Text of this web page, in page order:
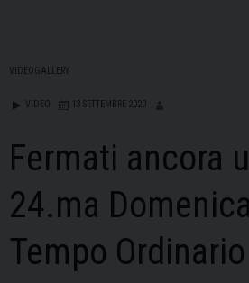
VIDEOGALLERY
VIDEO 13 SETTEMBRE 2020
Fermati ancora
24.ma
Tempo Ordinario